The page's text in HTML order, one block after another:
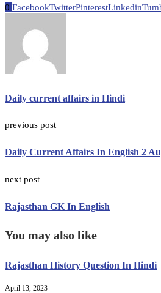
0 FacebookTwitterPinterestLinkedin
Daily current affairs in Hindi
previous post
Daily Current Affairs In English 2
next post
Rajasthan GK In English
You may also like
Rajasthan History Question In Hindi
April 13, 2023